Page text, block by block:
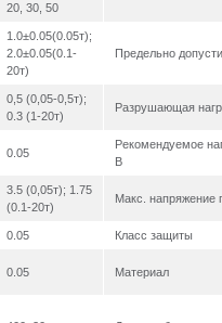
20, 30, 50
1.0±0.05(0.05т);
2.0±0.05(0.1-
20т)
Предельно
0,5 (0,05-0,5т);
0.3 (1-20т)
Разрушающая
0.05
Рекомендуемое
В
3.5 (0,05т); 1.75
(0.1-20т)
Макс. напряжение
0.05 Класс защиты
0.05 Материал